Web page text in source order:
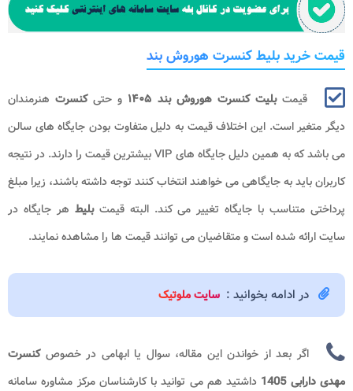
قیمت خرید بلیط کنسرت هوروش​ بند
قیمتبلیت کنسرت هوروش بند​ ۱۴۰۵ و حتیکنسرت هنرمندان
دیگر متغیر است. این اختلاف قیمت به دلیل متفاوت بودن جایگاه های سالن
می باشد که به همین دلیل جایگاه های VIP بیشترین قیمت را دارند. در نتیجه
کاربران باید به جایگاهی می خواهند انتخاب کنند توجه داشته باشند، زیرا مبلغ
پرداختی متناسب با جایگاه تغییر می کند. البته قیمتبلیط هر جایگاه در
سایت ارائه شده است و متقاضیان می توانند قیمت ها را مشاهده نمایند.
در ادامه بخوانید : سایت ملوتیک
اگر بعد از خواندن این مقاله، سوال یا ابهامی در خصوصکنسرت
مهدی دارابی​ 1405
داشتید هم می توانید با کارشناسان مرکز مشاوره سامانه